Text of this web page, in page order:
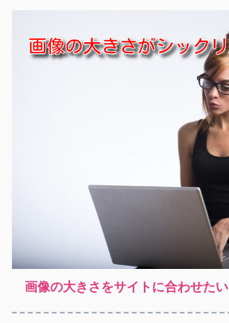
画像の大きさをサイトに合わせたい